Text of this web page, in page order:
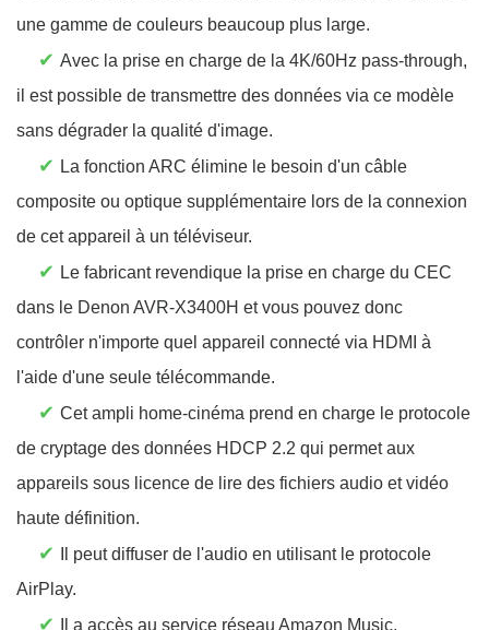
une gamme de couleurs beaucoup plus large.
✔ Avec la prise en charge de la 4K/60Hz pass-through,
il est possible de transmettre des données via ce modèle
sans dégrader la qualité d'image.
✔ La fonction ARC élimine le besoin d'un câble
composite ou optique supplémentaire lors de la connexion
de cet appareil à un téléviseur.
✔ Le fabricant revendique la prise en charge du CEC
dans le Denon AVR-X3400H et vous pouvez donc
contrôler n'importe quel appareil connecté via HDMI à
l'aide d'une seule télécommande.
✔ Cet ampli home-cinéma prend en charge le protocole
de cryptage des données HDCP 2.2 qui permet aux
appareils sous licence de lire des fichiers audio et vidéo
haute définition.
✔
Il peut diffuser de l'audio en utilisant le protocole
AirPlay.
✔ Il a accès au service réseau Amazon Music.